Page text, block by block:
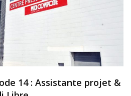
14 : Assistante projet &